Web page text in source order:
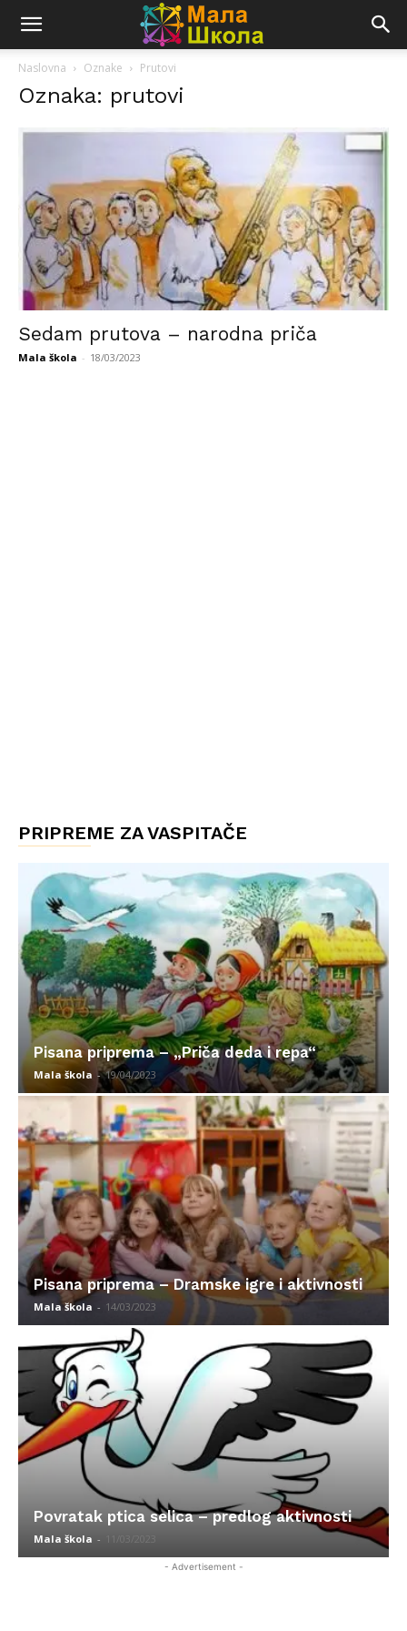
Naslovna Oznake Prutovi
Oznaka: prutovi
Sedam prutova – narodna priča
Mala škola - 18/03/2023
PRIPREME ZA VASPITAČE
Pisana priprema – „Priča deda i repa“
Mala škola - 19/04/2023
Pisana priprema – Dramske igre i aktivnosti
Mala škola - 14/03/2023
Povratak ptica selica – predlog aktivnosti
Mala škola - 11/03/2023
- Advertisement -